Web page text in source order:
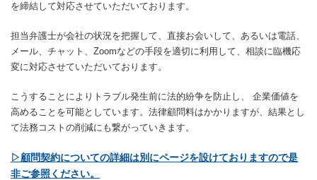
を締結して対応させていただいております。
担当弁護士が会社の状況を把握して、直接お会いして、あるいは電話、
メール、チャット、Zoomなどの手段を適切に利用して、相談に臨機応
変に対応させていただいております。
こうすることによりトラブル発生前に法的紛争を防止し、 企業価値を
高めることを可能としています。法律顧問料はかかりますが、結果とし
て法務コストの削減にも繋がっていきます。
▷顧問契約についての詳細は別にページを設けておりますので是
非ご参照ください。